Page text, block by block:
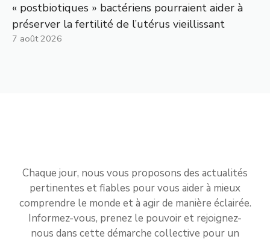
« postbiotiques » bactériens pourraient aider à
préserver la fertilité de l’utérus vieillissant
7 août 2026
Chaque jour, nous vous proposons des actualités
pertinentes et fiables pour vous aider à mieux
comprendre le monde et à agir de manière éclairée.
Informez-vous, prenez le pouvoir et rejoignez-
nous dans cette démarche collective pour un